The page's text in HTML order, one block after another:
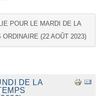
POUR LE MARDI DE LA
(22 AOÛT 2023)
DE LA